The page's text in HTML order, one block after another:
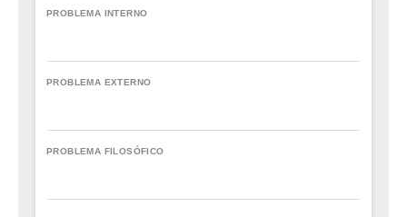
PROBLEMA INTERNO
PROBLEMA EXTERNO
PROBLEMA FILOSÓFICO